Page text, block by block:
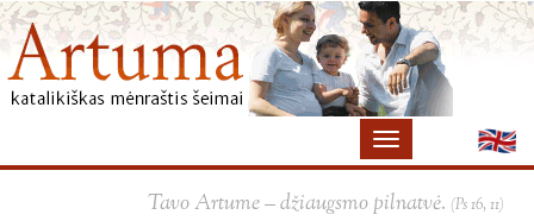
Tavo Artume – džiaugsmo pilnatvė. (Ps 16, 11)
×